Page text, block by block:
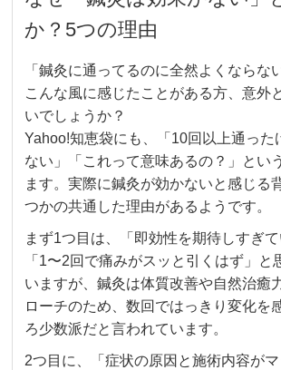
か？5つの理由
「鍼灸に通ってるのに全然よくならな
こんな風に感じたことがある方、意外
いでしょうか？
Yahoo!知恵袋にも、「10回以上通った
ない」「これって意味あるの？」とい
ます。実際に鍼灸が効かないと感じる
つかの共通した理由があるようです。
まず1つ目は、「即効性を期待しすぎて
「1〜2回で痛みがスッと引くはず」と
いますが、鍼灸は体質改善や自然治癒
ローチのため、数回ではっきり変化を
ろ少数派だと言われています。
2つ目に、「症状の原因と施術内容が